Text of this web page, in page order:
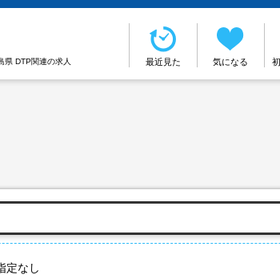
県 DTP関連の求人 最近見た 気になる
定なし